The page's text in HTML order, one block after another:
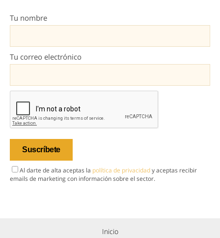
Tu nombre
Tu correo electrónico
Al darte de alta aceptas la política de privacidady aceptas recibir
emails de marketing con información sobre el sector.
Inicio